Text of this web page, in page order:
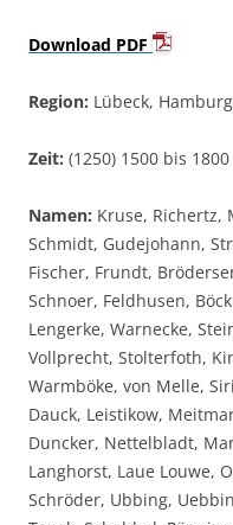
Download PDF
Region: Lübeck,
Zeit: (1250) 1500 bis 1800
Namen: Kruse, Richertz,
Schmidt, Gudejohann,
Fischer, Frundt,
Schnoer, Feldhusen,
Lengerke, Warnecke,
Vollprecht, Stolterfoth,
Warmböke, von Melle,
Dauck, Leistikow,
Duncker, Nettelbladt,
Langhorst, Laue Louwe,
Schröder, Ubbing,